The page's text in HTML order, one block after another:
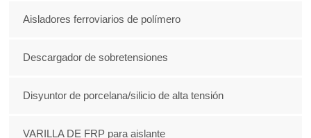
Aisladores ferroviarios de polímero
Descargador de sobretensiones
Disyuntor de porcelana/silicio de alta tensión
VARILLA DE FRP para aislante